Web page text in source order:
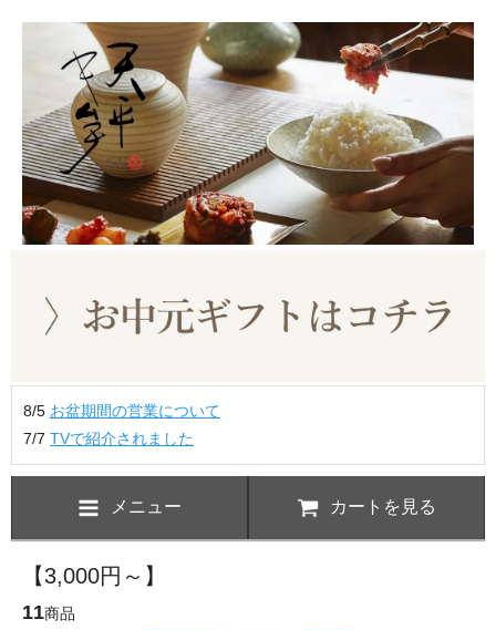
8/5 お盆期間の営業について
7/7 TVで紹介されました
メニュー カートを見る
【3,000円～】
11商品